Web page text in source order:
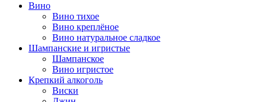
Вино
Вино тихое
Вино креплёное
Вино натуральное сладкое
Шампанские и игристые
Шампанское
Вино игристое
Крепкий алкоголь
Виски